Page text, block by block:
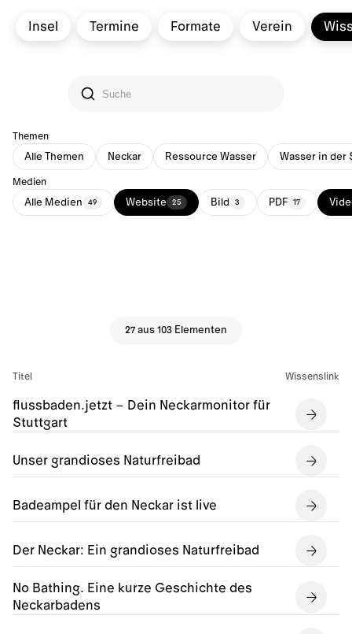
Insel Termine Formate Verein
Themen
Alle Themen Neckar Ressource Wasser Wasser in der
Medien
Alle Medien 49 Website 25 Bild 3 PDF 17
27 aus 103 Elementen
Titel Wissenslink
flussbaden.jetzt – Dein Neckarmonitor für
Stuttgart
Unser grandioses Naturfreibad
Badeampel für den Neckar ist live
Der Neckar: Ein grandioses Naturfreibad
No Bathing. Eine kurze Geschichte des
Neckarbadens